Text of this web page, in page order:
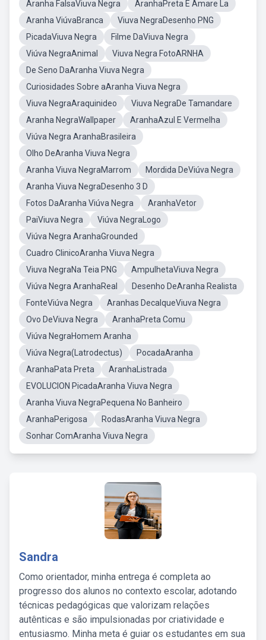
Aranha FalsaViuva Negra
AranhaPreta E Amare La
Aranha ViúvaBranca
Viuva NegraDesenho PNG
PicadaViuva Negra
Filme DaViuva Negra
Viúva NegraAnimal
Viuva Negra FotoARNHA
De Seno DaAranha Viuva Negra
Curiosidades Sobre aAranha Viuva Negra
Viuva NegraAraquinideo
Viuva NegraDe Tamandare
Aranha NegraWallpaper
AranhaAzul E Vermelha
Viúva Negra AranhaBrasileira
Olho DeAranha Viuva Negra
Aranha Viuva NegraMarrom
Mordida DeViúva Negra
Aranha Viuva NegraDesenho 3 D
Fotos DaAranha Viúva Negra
AranhaVetor
PaiViuva Negra
Viúva NegraLogo
Viúva Negra AranhaGrounded
Cuadro ClinicoAranha Viuva Negra
Viuva NegraNa Teia PNG
AmpulhetaViuva Negra
Viúva Negra AranhaReal
Desenho DeAranha Realista
FonteViúva Negra
Aranhas DecalqueViuva Negra
Ovo DeViuva Negra
AranhaPreta Comu
Viúva NegraHomem Aranha
Viúva Negra(Latrodectus)
PocadaAranha
AranhaPata Preta
AranhaListrada
EVOLUCION PicadaAranha Viuva Negra
Aranha Viuva NegraPequena No Banheiro
AranhaPerigosa
RodasAranha Viuva Negra
Sonhar ComAranha Viuva Negra
Sandra
Como orientador, minha entrega é completa ao
progresso dos alunos no contexto escolar, adotando
técnicas pedagógicas que valorizam relações
autênticas e são impulsionadas por criatividade e
entusiasmo. Minha meta é guiar os estudantes em sua